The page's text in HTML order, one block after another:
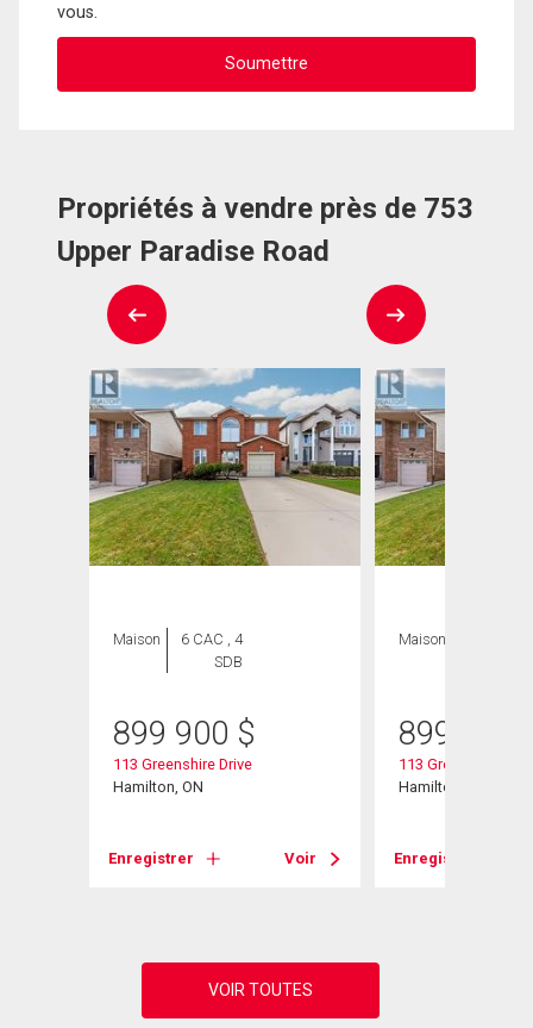
vous.
Propriétés à vendre près de 753
Upper Paradise Road
Maison
6 CAC , 4
SDB
899 900 $
113 Greenshire Drive
Hamilton, ON
Enregistrer Voir
Maison
899 900
113 Greenshire
Hamilton, ON
Enregistrer